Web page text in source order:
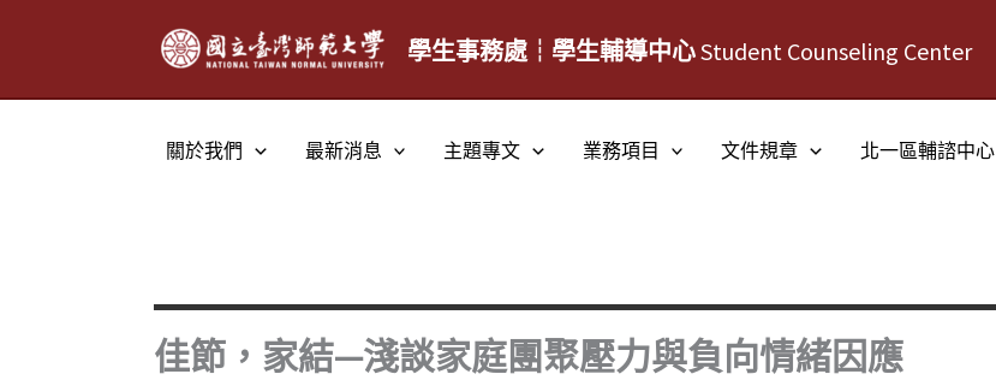
學生事務處┆學生輔導中心Student Counseling Center
關於我們 最新消息 主題專文 業務項目 文件規章 北一區輔諮中心
佳節，家結—淺談家庭團聚壓力與負向情緒因應